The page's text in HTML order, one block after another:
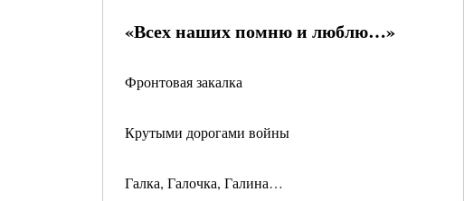
«Всех наших помню и люблю…»
Фронтовая закалка
Крутыми дорогами войны
Галка, Галочка, Галина…